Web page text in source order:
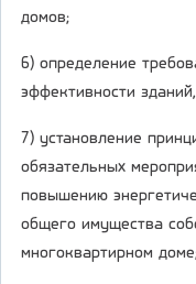
домов;
6) определение
эффективности
7) установление
обязательных
повышению
общего имущества
многоквартирном